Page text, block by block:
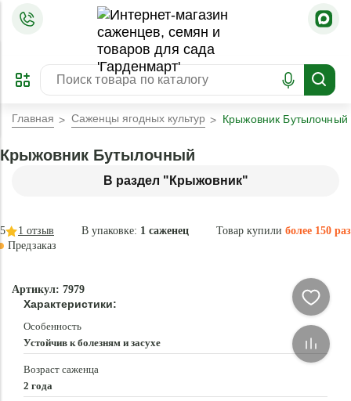
ПРЕДЗАКАЗ
ЗАБРОНИРОВАТЬ
ЛУЧШЕЕ
Главная Саженцы ягодных культур Крыжовник Бутылочный
В раздел "Крыжовник"
Крыжовник Бутылочный
В упаковке: 1 саженец Товар купили более 150 раз
5 1 отзыв
Предзаказ
Артикул: 7979
Характеристики:
Особенность
Устойчив к болезням и засухе
Возраст саженца
2 года